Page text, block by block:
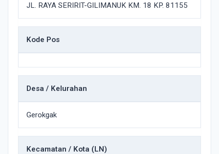
JL. RAYA SERIRIT-GILIMANUK KM. 18 KP. 81155
Kode Pos
Desa / Kelurahan
Gerokgak
Kecamatan / Kota (LN)